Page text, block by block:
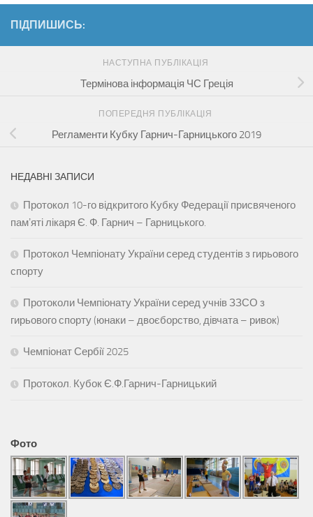
ПІДПИШИСЬ:
НАСТУПНА ПУБЛІКАЦІЯ
Термінова інформація ЧС Греція
ПОПЕРЕДНЯ ПУБЛІКАЦІЯ
Регламенти Кубку Гарнич-Гарницького 2019
НЕДАВНІ ЗАПИСИ
Протокол 10-го відкритого Кубку Федерації присвяченого
памʼяті лікаря Є. Ф. Гарнич – Гарницького.
Протокол Чемпіонату України серед студентів з гирьового
спорту
Протоколи Чемпіонату України серед учнів ЗЗСО з
гирьового спорту (юнаки – двоєборство, дівчата – ривок)
Чемпіонат Сербії 2025
Протокол. Кубок Є.Ф.Гарнич-Гарницький
Фото